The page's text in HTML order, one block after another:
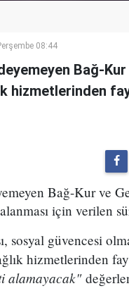
08:44
Bağ-
hizmetlerinden
Bağ-Kur ve
için verilen
sosyal güvencesi
hizmetlerinden
alamayacak"